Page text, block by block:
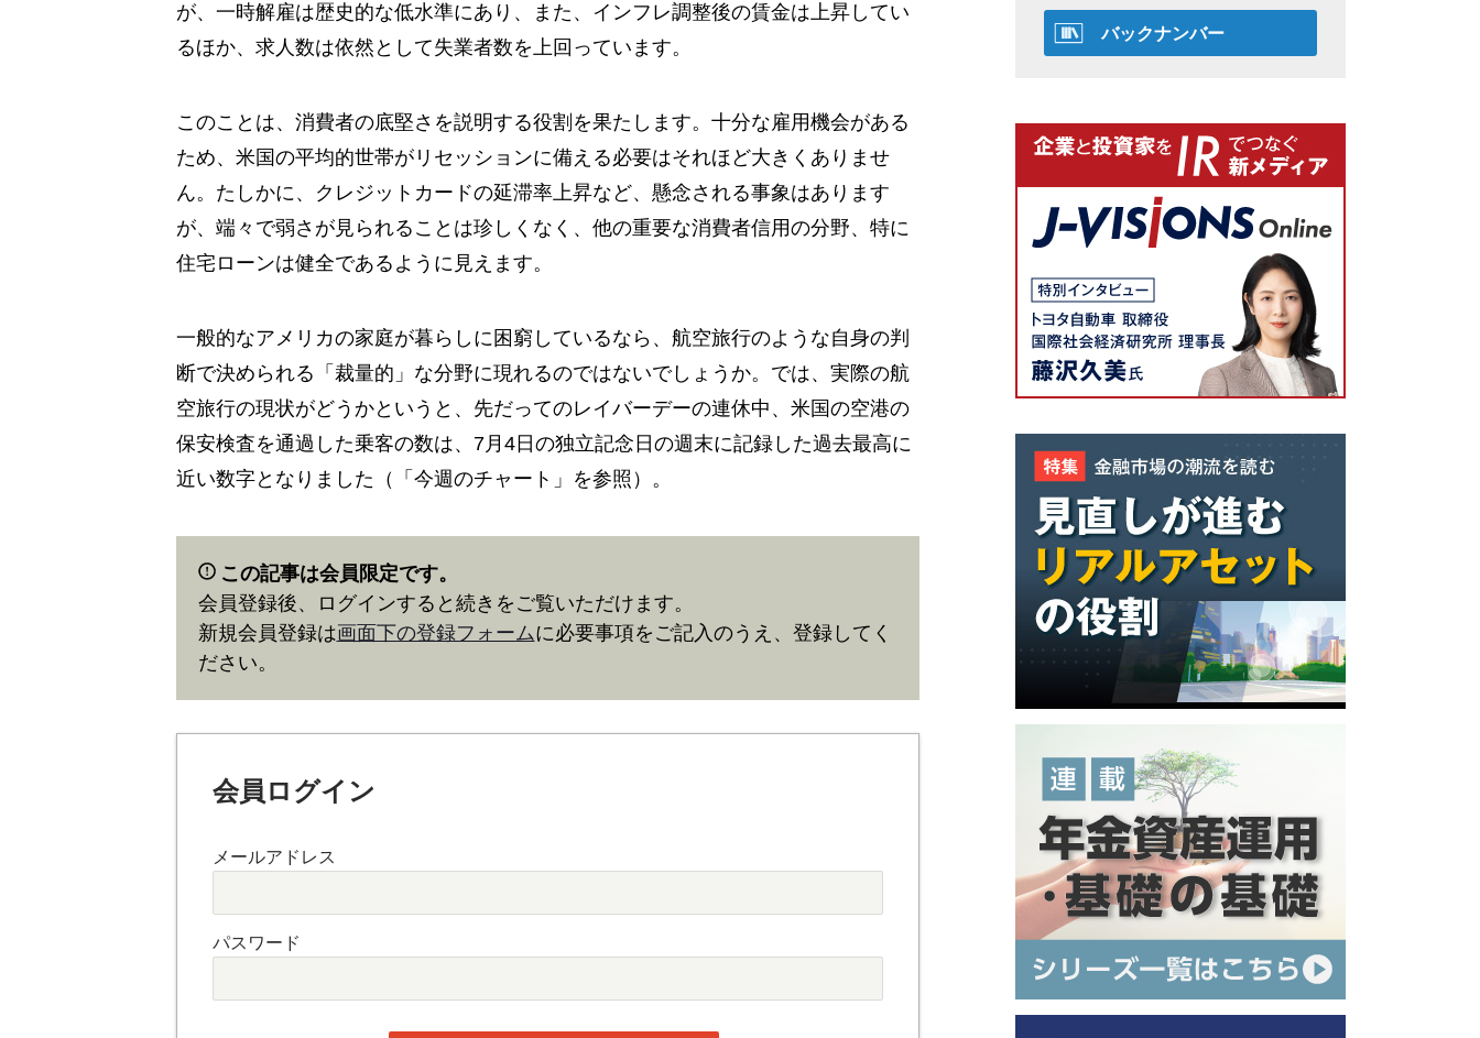
が、一時解雇は歴史的な低水準にあり、また、インフレ調整後の賃金は上昇してい
るほか、求人数は依然として失業者数を上回っています。
このことは、消費者の底堅さを説明する役割を果たします。十分な雇用機会がある
ため、米国の平均的世帯がリセッションに備える必要はそれほど大きくありませ
ん。たしかに、クレジットカードの延滞率上昇など、懸念される事象はあります
が、端々で弱さが見られることは珍しくなく、他の重要な消費者信用の分野、特に
住宅ローンは健全であるように見えます。
一般的なアメリカの家庭が暮らしに困窮しているなら、航空旅行のような自身の判
断で決められる「裁量的」な分野に現れるのではないでしょうか。では、実際の航
空旅行の現状がどうかというと、先だってのレイバーデーの連休中、米国の空港の
保安検査を通過した乗客の数は、7月4日の独立記念日の週末に記録した過去最高に
近い数字となりました（「今週のチャート」を参照）。
この記事は会員限定です。
会員登録後、ログインすると続きをご覧いただけます。
新規会員登録は画面下の登録フォームに必要事項をご記入のうえ、登録してく
ださい。
会員ログイン
メールアドレス
パスワード
バックナンバー